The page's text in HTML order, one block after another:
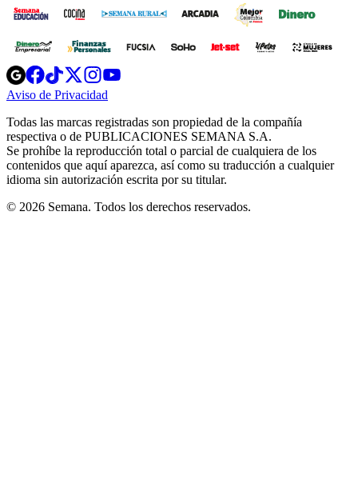
Opens
in
new
Opens
in
new
Opens
in
new
window
Opens
new
windowwindow
Aviso de Privacidad
new
window
Todas las marcas registradas son propiedad de la compañía
respectiva o de PUBLICACIONES SEMANA S.A.
Se prohíbe la reproducción total o parcial de cualquiera de los
contenidos que aquí aparezca, así como su traducción a cualquier
idioma sin autorización escrita por su titular.
© 2026 Semana. Todos los derechos reservados.